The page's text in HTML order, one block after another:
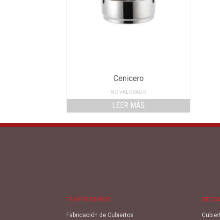
Cenicero
NO VALORADO
LEER MÁS
TE OFRECEMOS
Fabricación de Cubiertos